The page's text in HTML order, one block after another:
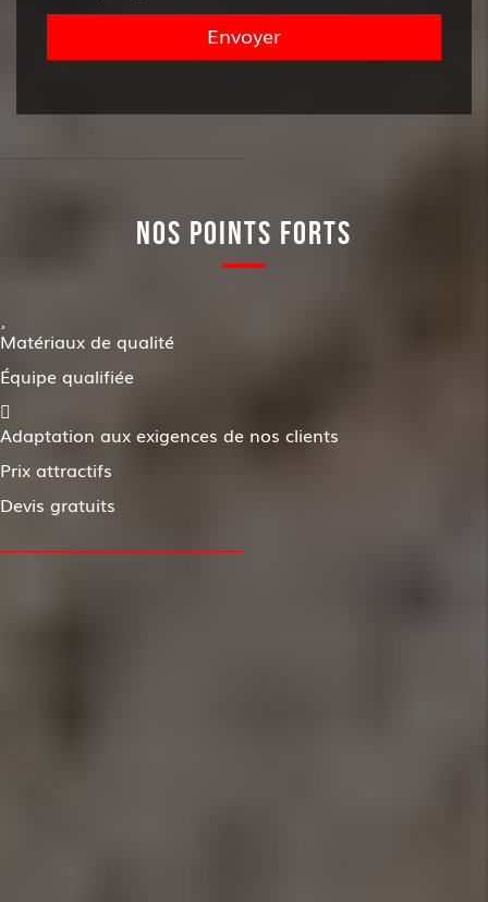
NOS POINTS FORTS
Matériaux de qualité
Équipe qualifiée
Adaptation aux exigences de nos clients
Prix attractifs
Devis gratuits